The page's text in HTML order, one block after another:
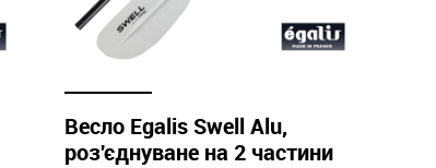
Весло Egalis Swell Alu,
роз'єднуване на 2 частини